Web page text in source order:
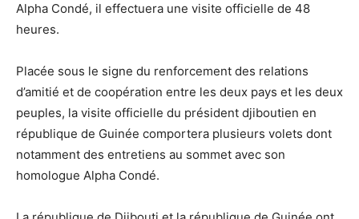
Alpha Condé, il effectuera une visite officielle de 48
heures.
Placée sous le signe du renforcement des relations
d’amitié et de coopération entre les deux pays et les deux
peuples, la visite officielle du président djiboutien en
république de Guinée comportera plusieurs volets dont
notamment des entretiens au sommet avec son
homologue Alpha Condé.